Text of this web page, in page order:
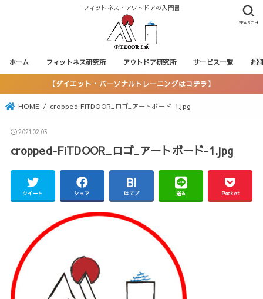
フィットネス・アウトドアの入門書
ホーム フィットネス研究所 アウトドア研究所 サービス一覧 お
SEARCH
【ダイエット・パーソナルトレーニングはコチラ】
HOME cropped-FiTDOOR_ロゴ_アートボード-1.jpg
2021.02.03
cropped-FiTDOOR_ロゴ_アートボード-1.jpg
ツイート シェア はてブ 送る Pocket